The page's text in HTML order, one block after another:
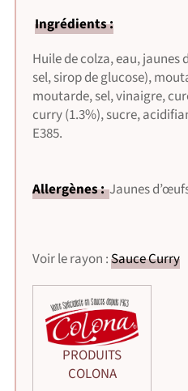
Ingrédients :
Huile de colza, eau,
sel, sirop de glucose),
moutarde, sel, vinaigre,
curry (1.3%), sucre,
E385.
Allergènes :Jaunes
Voir le rayon :Sauce Curry
PRODUITS
COLONA